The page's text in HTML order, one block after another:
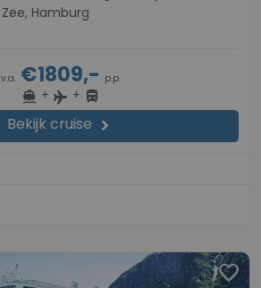
Hamburg
v.a. €1809,- p.p.
directions_boat + flight + directions_bus
Bekijk cruise chevron_right
favorite